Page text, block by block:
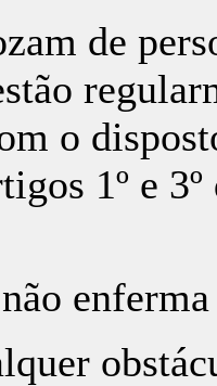
de
o
1º e